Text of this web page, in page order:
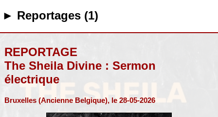
► Reportages (1)
REPORTAGE
The Sheila Divine : Sermon
électrique
Bruxelles (Ancienne Belgique), le 28-05-2026